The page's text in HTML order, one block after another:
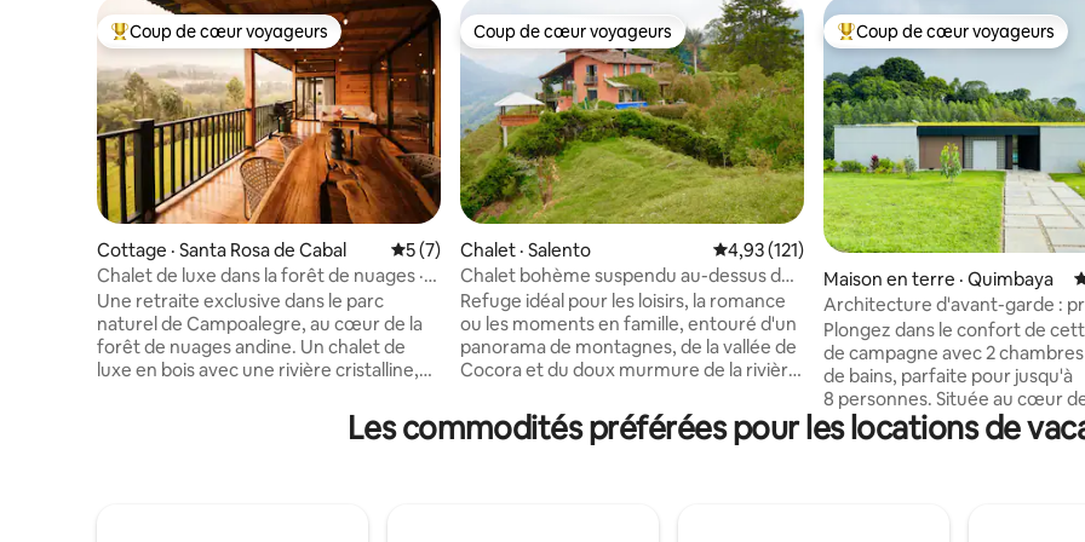
Coup de cœur voyageurs parmi les plus aimés
Coup de cœur voyageurs
Cottage · Santa Rosa de Cabal Note moyenne de 5 sur 5, 7 commentaires
5 (7)
Chalet de luxe dans la forêt de nuages ·
Observation des oiseaux · Rivière
Une retraite exclusive dans le parc
naturel de Campoalegre, au cœur de la
forêt de nuages andine. Un chalet de
luxe en bois avec une rivière cristalline,
de ferme et l'observation des oiseaux au
lever du soleil parmi plus de 300 espèces
Coup de cœur voyageurs
Coup de cœur voyageurs
Chalet · Salento Note moyenne de 4,93 sur 5, 121
4,93 (121)
Chalet bohème suspendu au-dessus de
la vallée de Cocora
Refuge idéal pour les loisirs, la romance
ou les moments en famille, entouré d'un
panorama de montagnes, de la vallée de
Cocora et du doux murmure de la rivière
terrain d'un hectare et avec 350 m²
construits sur une colline entourée de
Coup de cœur voyageurs
Coup de cœur voyageurs
Maison en terre · Quimbaya
Architecture d'avant-garde :
Coffee Park
Plongez dans le confort de
de campagne avec 2
de bains, parfaite pour jusqu'à
8 personnes. Située au cœur
caféière de Colombie, à
minutes du Parque del Café et
exclusivement pour vous
Les commodités préférées pour les locations de